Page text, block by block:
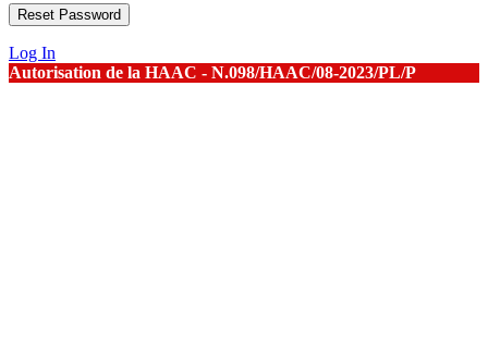
Log In
Autorisation de la HAAC - N.098/HAAC/08-2023/PL/P